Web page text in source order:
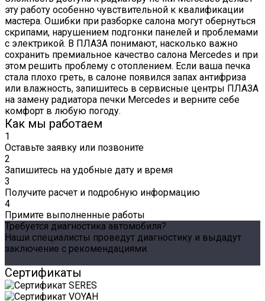
эту работу особенно чувствительной к квалификации
мастера. Ошибки при разборке салона могут обернуться
скрипами, нарушением подгонки панелей и проблемами
с электрикой. В ПЛАЗА понимают, насколько важно
сохранить премиальное качество салона Mercedes и при
этом решить проблему с отоплением. Если ваша печка
стала плохо греть, в салоне появился запах антифриза
или влажность, запишитесь в сервисные центры ПЛАЗА
на замену радиатора печки Mercedes и верните себе
комфорт в любую погоду.
Как мы работаем
1
Оставьте заявку или позвоните
2
Запишитесь на удобные дату и время
3
Получите расчет и подробную информацию
4
Примите выполненные работы
Требуется диагностика автомобиля?
Наши специалисты проведут диагностику и выдадут
заключение с рекомендациями.
Сертификаты